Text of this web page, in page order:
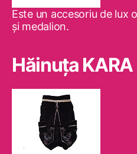
Este un accesoriu de lux
şi medalion.
Hăinuţa KARA